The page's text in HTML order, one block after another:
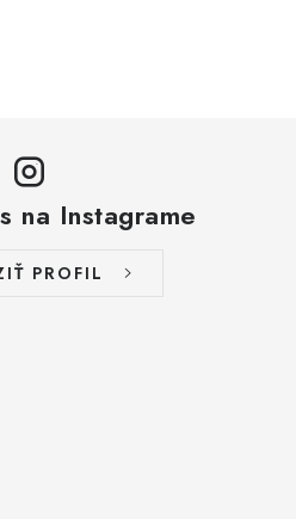
na Instagrame
PROFIL